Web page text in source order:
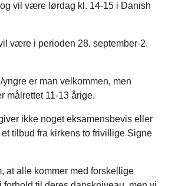
vil være lørdag kl. 14-15 i Danish
være i perioden 28. september-2.
er man velkommen, men
målrettet 11-13 årige.
ikke noget eksamensbevis eller
et tilbud fra kirkens to frivillige Signe
at alle kommer med forskellige